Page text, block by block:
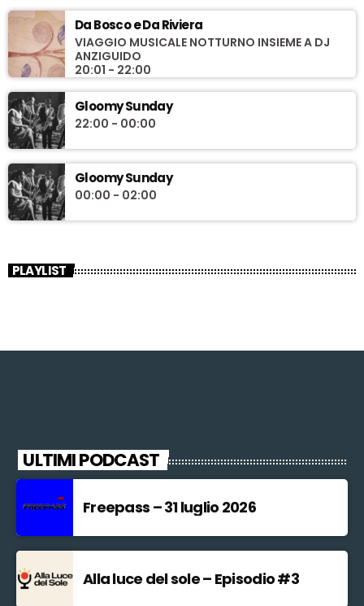
Da Bosco e Da Riviera
VIAGGIO MUSICALE NOTTURNO INSIEME A DJ
ANZIGUIDO
20:01 - 22:00
Gloomy Sunday
22:00 - 00:00
Gloomy Sunday
00:00 - 02:00
PLAYLIST
ULTIMI PODCAST
Freepass – 31 luglio 2026
Alla luce del sole – Episodio #3